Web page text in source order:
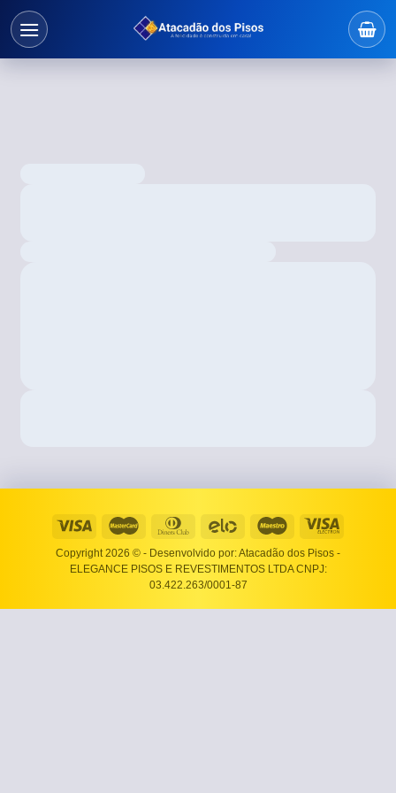
Copyright 2026 © - Desenvolvido por: Atacadão dos Pisos -
ELEGANCE PISOS E REVESTIMENTOS LTDA CNPJ:
03.422.263/0001-87